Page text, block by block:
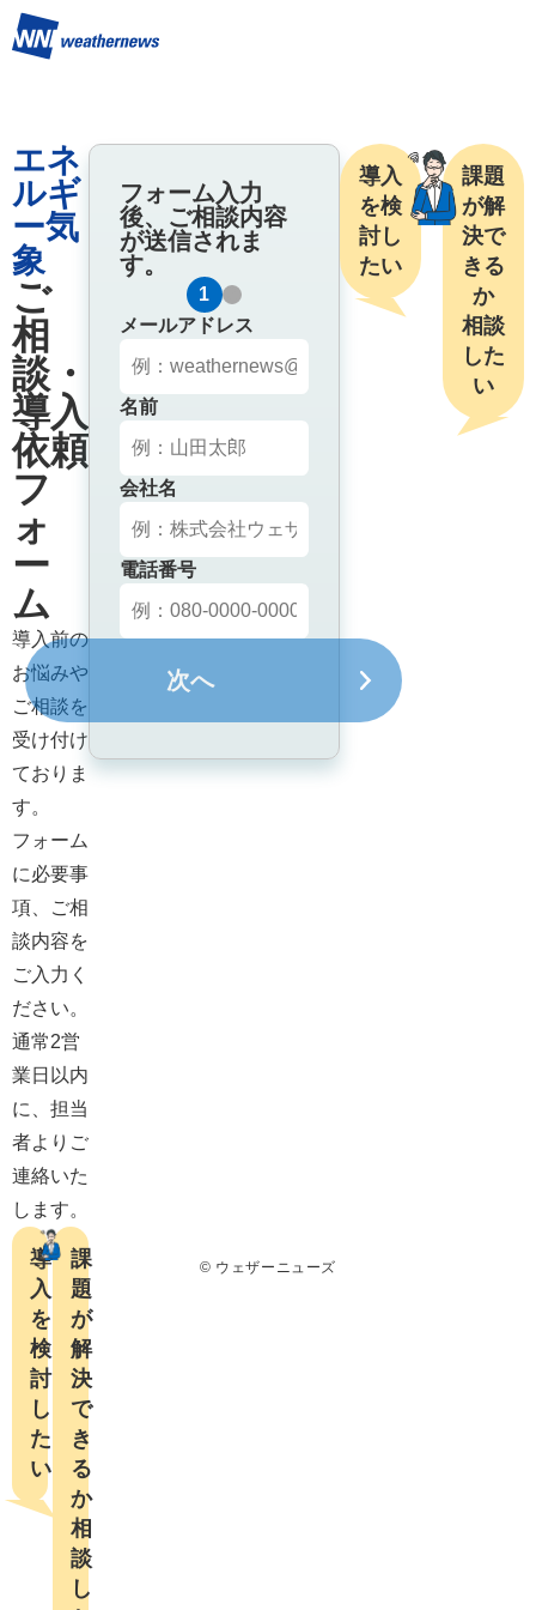
エネ
ルギ
ー気
象
ご
相
談・
導入
依頼
フ
ォ
ー
ム
導入前の
お悩みや
ご相談を
受け付け
ておりま
す。
フォーム
に必要事
項、ご相
談内容を
ご入力く
ださい。
通常2営
業日以内
に、担当
者よりご
連絡いた
します。
導
入
を
検
討
し
た
い
課
題
が
解
決
で
き
る
か
相
談
し
フォーム入力
後、ご相談内容
が送信されま
す。
1
2
メールアドレス
名前
会社名
電話番号
次へ
導入
を検
討し
たい
課題
が解
決で
きる
か
相談
した
い
© ウェザーニューズ